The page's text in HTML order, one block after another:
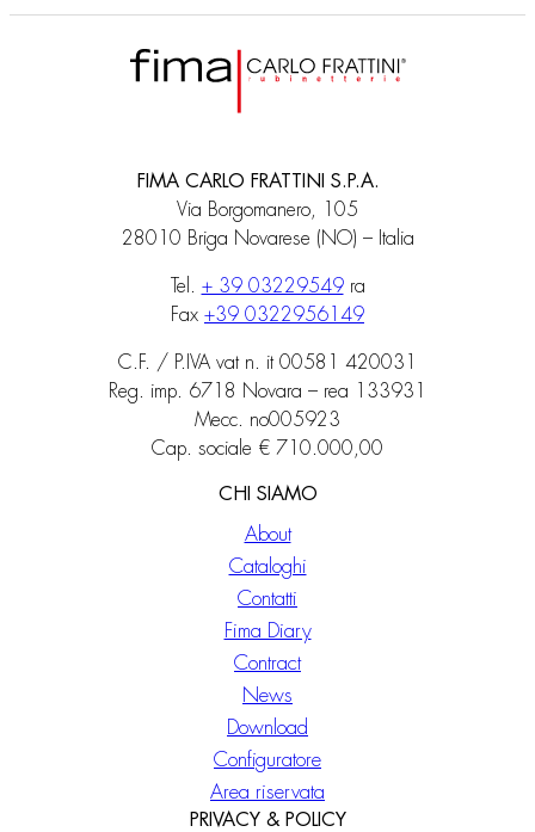
FIMA CARLO FRATTINI S.P.A.
Via Borgomanero, 105
28010 Briga Novarese (NO) – Italia
Tel. + 39 03229549ra
Fax +39 0322956149
C.F. / P.IVA vat n. it 00581 420031
Reg. imp. 6718 Novara – rea 133931
Mecc. no005923
Cap. sociale € 710.000,00
CHI SIAMO
About
Cataloghi
Contatti
Fima Diary
Contract
News
Download
Configuratore
Area riservata
PRIVACY & POLICY